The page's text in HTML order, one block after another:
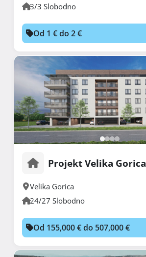
3/3 Slobodno
Od 1 € do 2 €
Projekt Velika Gorica
Velika Gorica
24/27 Slobodno
Od 155,000 € do 507,000 €